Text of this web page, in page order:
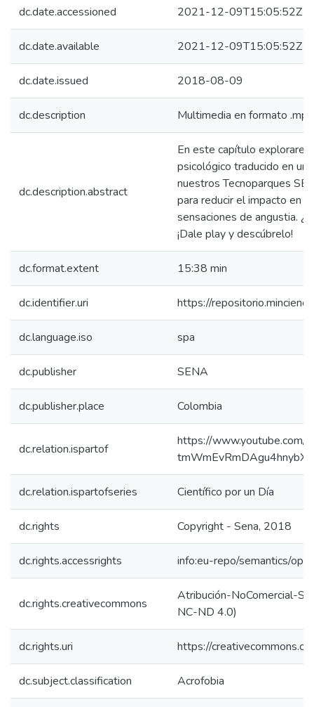
dc.date.accessioned 2021-12-09T15:05:52Z
dc.date.available 2021-12-09T15:05:52Z
dc.date.issued 2018-08-09
dc.description Multimedia en formato .mp4
dc.description.abstract
En este capítulo
psicológico traducido en un
nuestros Tecnoparques
para reducir el impacto en
sensaciones de angustia.
¡Dale play y descúbrelo!
dc.format.extent 15:38 min
dc.identifier.uri https://
dc.language.iso spa
dc.publisher SENA
dc.publisher.place Colombia
dc.relation.ispartof
https://www.youtube.com/
dc.relation.ispartofseries Científico por un Día
dc.rights Copyright - Sena, 2018
dc.rights.accessrights info:eu-repo/semantics/
dc.rights.creativecommons
Atribución-NoComercial-
NC-ND 4.0)
dc.rights.uri https://
dc.subject.classification Acrofobia